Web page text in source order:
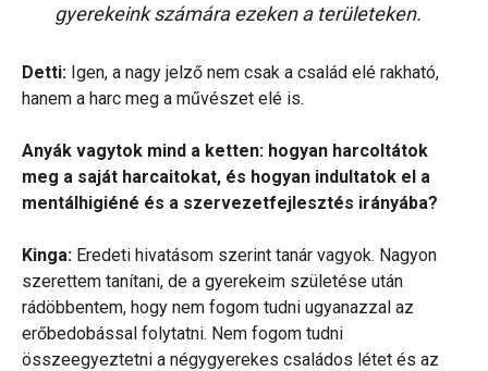
gyerekeink számára ezeken a területeken.
Detti: Igen, a nagy jelző nem csak a család elé rakható,
hanem a harc meg a művészet elé is.
Anyák vagytok mind a ketten: hogyan harcoltátok
meg a saját harcaitokat, és hogyan indultatok el a
mentálhigiéné és a szervezetfejlesztés irányába?
Kinga: Eredeti hivatásom szerint tanár vagyok. Nagyon
szerettem tanítani, de a gyerekeim születése után
rádöbbentem, hogy nem fogom tudni ugyanazzal az
erőbedobással folytatni. Nem fogom tudni
összeegyeztetni a négygyerekes családos létet és az